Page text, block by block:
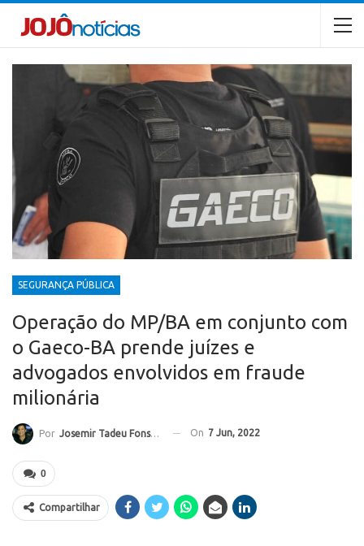
SEGURANÇA PÚBLICA
Operação do MP/BA em conjunto com
o Gaeco-BA prende juízes e
advogados envolvidos em fraude
milionária
Por Josemir Tadeu Fonseca On 7 Jun, 2022
0
Compartilhar